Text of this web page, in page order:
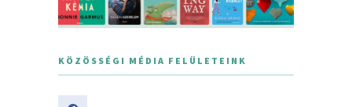
KÖZÖSSÉGI MÉDIA FELÜLETEINK